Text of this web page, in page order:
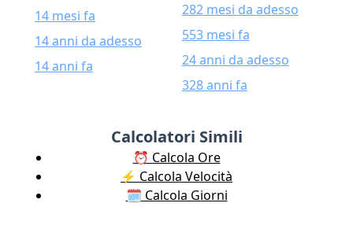
14 mesi fa
14 anni da adesso
14 anni fa
282 mesi da adesso
553 mesi fa
24 anni da adesso
328 anni fa
Calcolatori Simili
⏰ Calcola Ore
⚡️ Calcola Velocità
🗓️ Calcola Giorni